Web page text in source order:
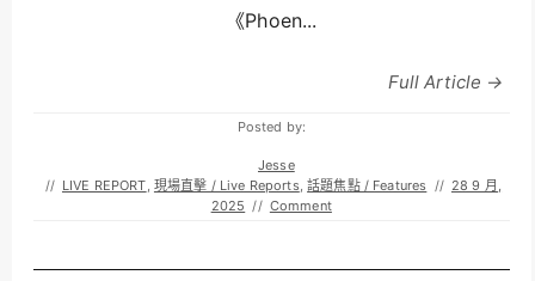
《Phoen...
Full Article →
Posted by:
Jesse
// LIVE REPORT, 現場直擊 / Live Reports,話題焦點 / Features // 28 9 月,
2025 // Comment